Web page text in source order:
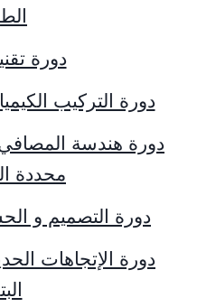
دورة
دورة التركيب
دورة هندسة المصافي
محددة
دورة التصميم و
دورة الإتجاهات